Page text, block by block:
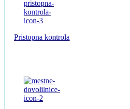
Pristopna kontrola